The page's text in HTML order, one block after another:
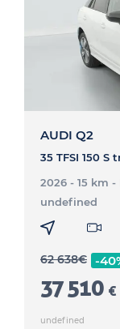
AUDI Q2
2026 - 15 km -
undefined
62 638€ -
37 510 €
undefined